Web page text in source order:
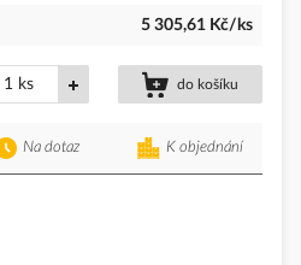
5 305,61 Kč/ks
ks do košíku
K objednání
Na dotaz